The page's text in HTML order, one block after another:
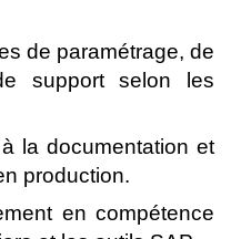
de paramétrage, de
support selon les
la documentation et
production.
en compétence